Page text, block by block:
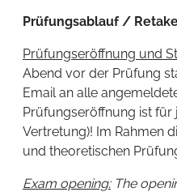
Prüfungsablauf /
Prüfungseröffnung und
Abend vor der Prüfung
Email an alle
Prüfungseröffnung ist für
Vertretung)! Im Rahmen
und theoretischen
Exam opening:The